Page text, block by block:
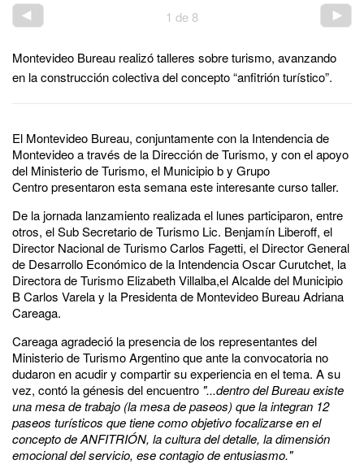
1 de 8
Montevideo Bureau realizó talleres sobre turismo, avanzando
en la construcción colectiva del concepto “anfitrión turístico”.
El Montevideo Bureau, conjuntamente con la Intendencia de
Montevideo a través de la Dirección de Turismo, y con el apoyo
del Ministerio de Turismo, el Municipio b y Grupo
Centro presentaron esta semana este interesante curso taller.
De la jornada lanzamiento realizada el lunes participaron, entre
otros, el Sub Secretario de Turismo Lic. Benjamín Liberoff, el
Director Nacional de Turismo Carlos Fagetti, el Director General
de Desarrollo Económico de la Intendencia Oscar Curutchet, la
Directora de Turismo Elizabeth Villalba,el Alcalde del Municipio
B Carlos Varela y la Presidenta de Montevideo Bureau Adriana
Careaga.
Careaga agradeció la presencia de los representantes del
Ministerio de Turismo Argentino que ante la convocatoria no
dudaron en acudir y compartir su experiencia en el tema. A su
vez, contó la génesis del encuentro "...dentro del Bureau existe
una mesa de trabajo (la mesa de paseos) que la integran 12
paseos turísticos que tiene como objetivo focalizarse en el
concepto de ANFITRIÓN, la cultura del detalle, la dimensión
emocional del servicio, ese contagio de entusiasmo."